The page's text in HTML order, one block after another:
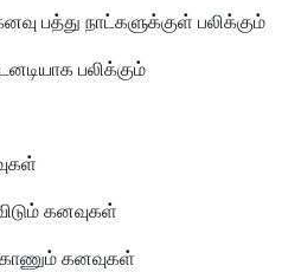
பத்து நாட்களுக்குள் பலிக்கும்
பலிக்கும்
கனவுகள்
கனவுகள்